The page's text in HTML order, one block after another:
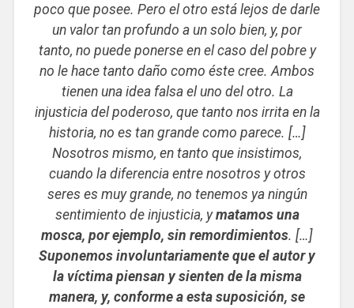
poco que posee. Pero el otro está lejos de darle
un valor tan profundo a un solo bien, y, por
tanto, no puede ponerse en el caso del pobre y
no le hace tanto daño como éste cree. Ambos
tienen una idea falsa el uno del otro. La
injusticia del poderoso, que tanto nos irrita en la
historia, no es tan grande como parece. […]
Nosotros mismo, en tanto que insistimos,
cuando la diferencia entre nosotros y otros
seres es muy grande, no tenemos ya ningún
sentimiento de injusticia, ymatamos una
mosca, por ejemplo, sin remordimientos. […]
Suponemos involuntariamente que el autor y
la víctima piensan y sienten de la misma
manera, y, conforme a esta suposición, se